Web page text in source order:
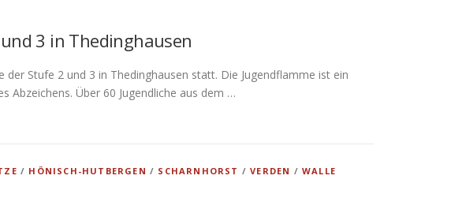
3 in Thedinghausen
Stufe 2 und 3 in Thedinghausen statt. Die Jugendflamme ist ein
Abzeichens. Über 60 Jugendliche aus dem …
/ HÖNISCH-HUTBERGEN / SCHARNHORST /VERDEN /WALLE